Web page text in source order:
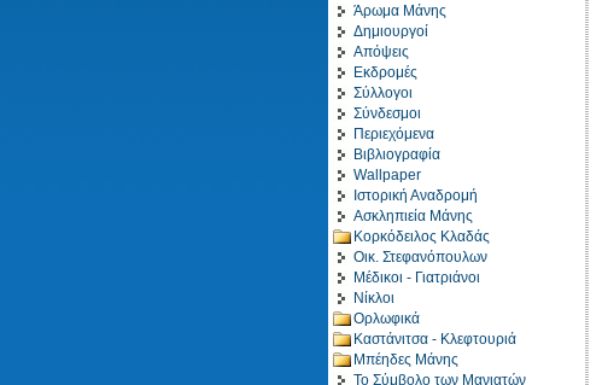
Άρωμα Μάνης
Δημιουργοί
Απόψεις
Εκδρομές
Σύλλογοι
Σύνδεσμοι
Περιεχόμενα
Βιβλιογραφία
Wallpaper
Ιστορική Αναδρομή
Ασκληπιεία Μάνης
Κορκόδειλος Κλαδάς
Οικ. Στεφανόπουλων
Μέδικοι - Γιατριάνοι
Νίκλοι
Ορλωφικά
Καστάνιτσα - Κλεφτουριά
Μπέηδες Μάνης
Το Σύμβολο των Μανιατών